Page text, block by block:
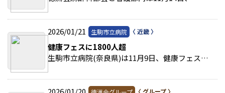
2026/01/21 生駒市立病院
健康フェスに1800人超
生駒市立病院(奈良県)は11月9日、健康フェスティバルを実施した。 >>続きを読む